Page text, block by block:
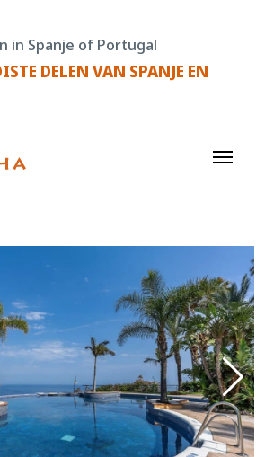
in Spanje of Portugal
DELEN VAN SPANJE EN